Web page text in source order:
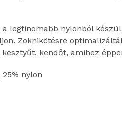
legfinomabb nylonból
Zoknikötésre
kendőt, amihez
nylon